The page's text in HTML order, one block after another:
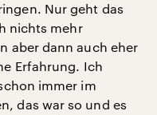
Nur geht das
nichts mehr
aber dann auch eher
Erfahrung. Ich
immer im
das war so und es